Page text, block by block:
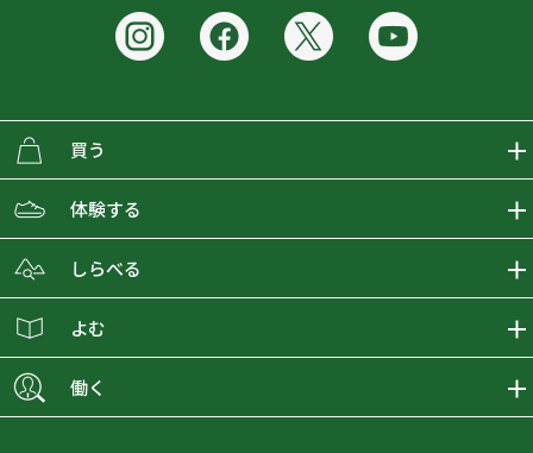
買う
ECMALLの商品をさがす
取り扱いブランド一覧
ショップブログ
会員募集
体験する
おとな女子登山部
グラビティリサーチ
しらべる
登山レポート
よむ
働く